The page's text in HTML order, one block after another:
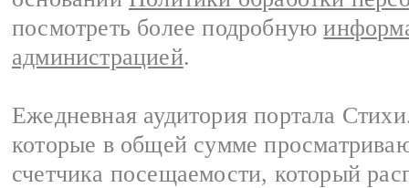
посмотреть более подробную
администрацией.
Ежедневная аудитория портала
которые в общей сумме
счетчика посещаемости, который